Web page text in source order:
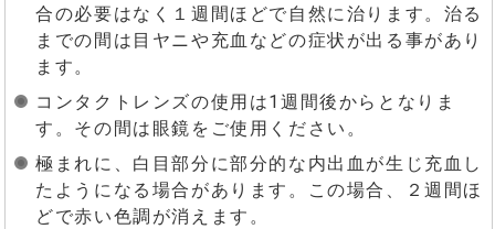
合の必要はなく１週間ほどで自然に治ります。治る
までの間は目ヤニや充血などの症状が出る事があり
ます。
コンタクトレンズの使用は1週間後からとなりま
す。その間は眼鏡をご使用ください。
極まれに、白目部分に部分的な内出血が生じ充血し
たようになる場合があります。この場合、２週間ほ
どで赤い色調が消えます。